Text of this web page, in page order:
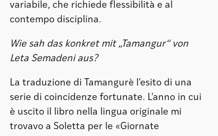
variabile, che richiede flessibilità e al
contempo disciplina.
Wie sah das konkret mit „Tamangur“ von
Leta Semadeni aus?
La traduzione di Tamangurè l'esito di una
serie di coincidenze fortunate. L'anno in cui
è uscito il libro nella lingua originale mi
trovavo a Soletta per le «Giornate